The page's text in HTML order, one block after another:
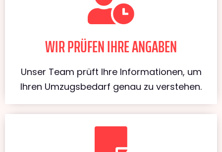
WIR PRÜFEN IHRE ANGABEN
Unser Team prüft Ihre Informationen, um
Ihren Umzugsbedarf genau zu verstehen.